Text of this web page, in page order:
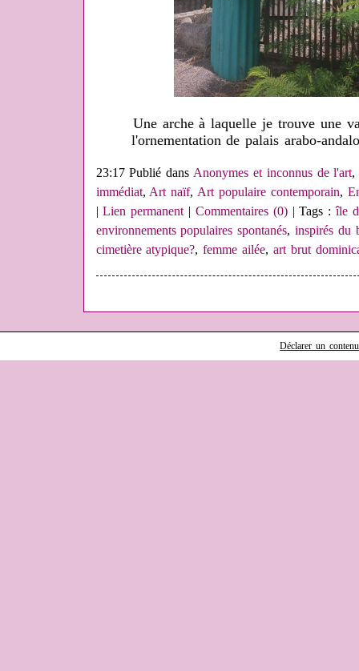
Une arche à laquelle je trouve une
l'ornementation de palais arabo-
23:17 Publié dansAnonymes et inconnus de l'art,
immédiat,Art naïf,Art populaire contemporain,
|Lien permanent| Commentaires (0)| Tags :île
environnements populaires spontanés,inspirés du
cimetière atypique?,femme ailée, art brut
Déclarer un